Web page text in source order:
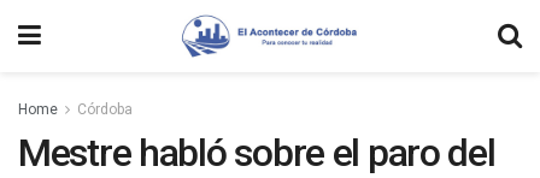
Home Córdoba
Mestre habló sobre el paro del